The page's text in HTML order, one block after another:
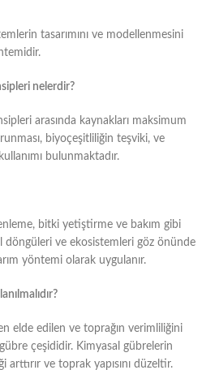
tasarımını ve modellenmesini
nelerdir?
arasında kaynakları maksimum
biyoçeşitliliğin teşviki, ve
bulunmaktadır.
bitki yetiştirme ve bakım gibi
döngüleri ve ekosistemleri göz önünde
yöntemi olarak uygulanır.
elde edilen ve toprağın verimliliğini
çeşididir. Kimyasal gübrelerin
ve toprak yapısını düzeltir.